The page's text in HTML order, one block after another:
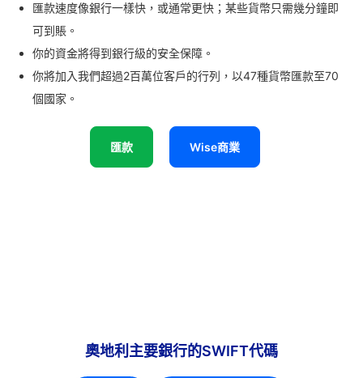
匯款速度像銀行一樣快，或通常更快；某些貨幣只需幾分鐘即
可到賬。
你的資金將得到銀行級的安全保障。
你將加入我們超過2百萬位客戶的行列，以47種貨幣匯款至70
個國家。
匯款 Wise商業
奧地利主要銀行的SWIFT代碼